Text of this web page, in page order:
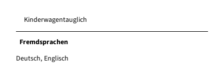
Kinderwagentauglich
Fremdsprachen
Deutsch, Englisch